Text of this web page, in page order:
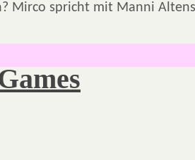
Mirco spricht mit Manni